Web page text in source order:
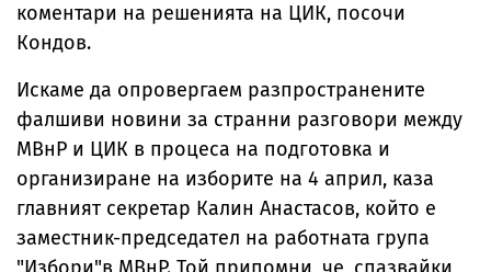
коментари на решенията на ЦИК, посочи
Кондов.
Искаме да опровергаем разпространените
фалшиви новини за странни разговори между
МВнР и ЦИК в процеса на подготовка и
организиране на изборите на 4 април, каза
главният секретар Калин Анастасов, който е
заместник-председател на работната група